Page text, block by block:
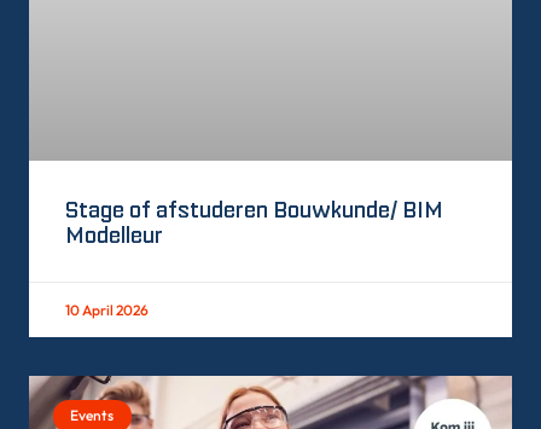
Stage of afstuderen Bouwkunde/ BIM
Modelleur
10 April 2026
Events